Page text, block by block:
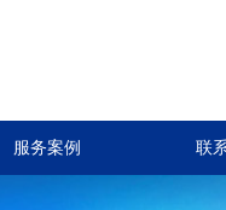
服务案例 联